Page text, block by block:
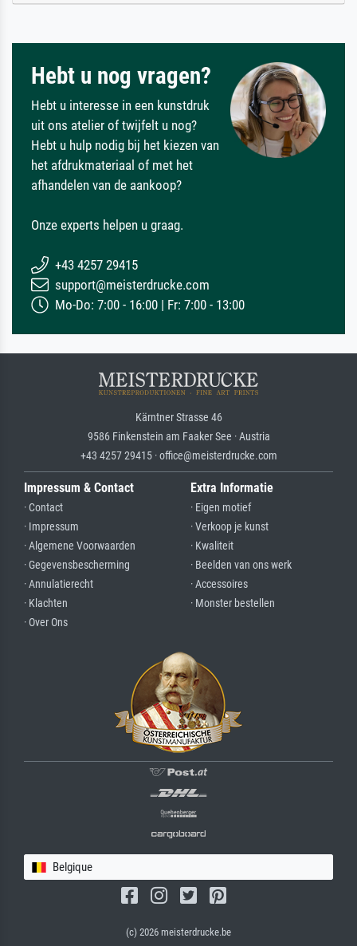
Hebt u nog vragen?
Hebt u interesse in een kunstdruk
uit ons atelier of twijfelt u nog?
Hebt u hulp nodig bij het kiezen van
het afdrukmateriaal of met het
afhandelen van de aankoop?
Onze experts helpen u graag.
+43 4257 29415
support@meisterdrucke.com
Mo-Do: 7:00 - 16:00 | Fr: 7:00 - 13:00
Kärntner Strasse 46
9586 Finkenstein am Faaker See · Austria
+43 4257 29415 · office@meisterdrucke.com
Impressum & Contact
· Contact
· Impressum
· Algemene Voorwaarden
· Gegevensbescherming
· Annulatierecht
· Klachten
· Over Ons
Extra Informatie
· Eigen motief
· Verkoop je kunst
· Kwaliteit
· Beelden van ons werk
· Accessoires
· Monster bestellen
Belgique
(c) 2026 meisterdrucke.be